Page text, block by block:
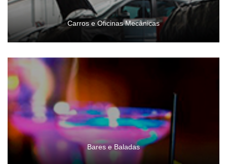
Carros e Oficinas Mecânicas
Bares e Baladas